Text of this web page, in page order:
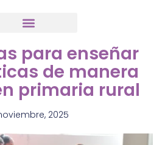
para enseñar
de manera
primaria rural
2025